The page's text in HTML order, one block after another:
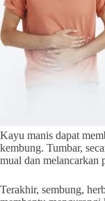
Kayu manis dapat
kembung. Tumbar,
mual dan melancarkan
Terakhir, sembung,